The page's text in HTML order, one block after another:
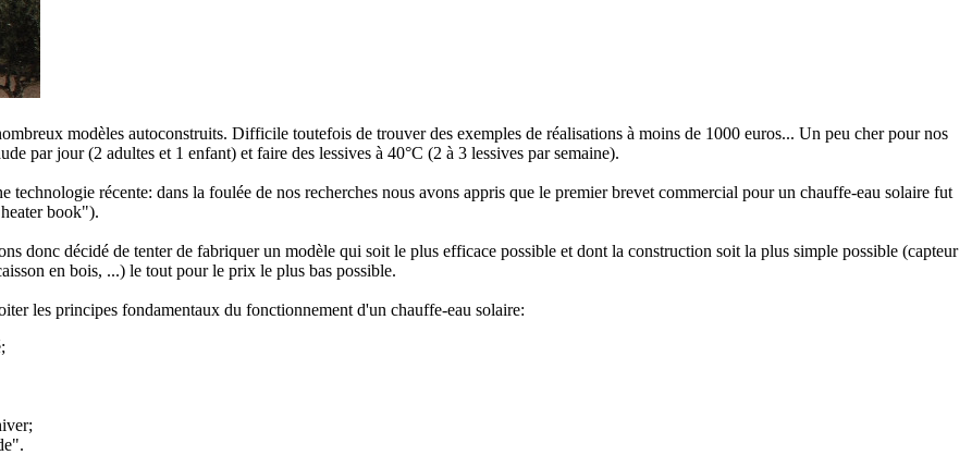
modèles autoconstruits. Difficile toutefois de trouver des exemples de réalisations à moins de 1000 euros... Un peu cher pour nos
par jour (2 adultes et 1 enfant) et faire des lessives à 40°C (2 à 3 lessives par semaine).
récente: dans la foulée de nos recherches nous avons appris que le premier brevet commercial pour un chauffe-eau solaire fut
book").
donc décidé de tenter de fabriquer un modèle qui soit le plus efficace possible et dont la construction soit la plus simple possible (capteur
en bois, ...) le tout pour le prix le plus bas possible.
les principes fondamentaux du fonctionnement d'un chauffe-eau solaire: